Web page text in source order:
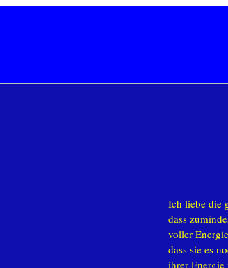
Ich liebe die
dass
voller
dass sie es
ihrer